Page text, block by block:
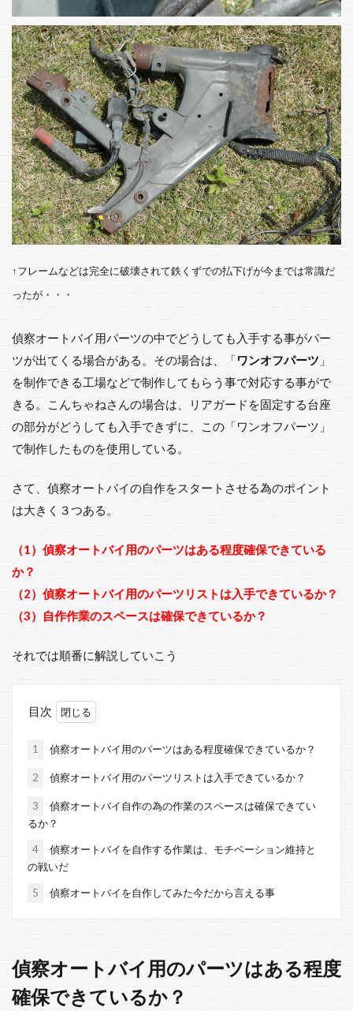
↑フレームなどは完全に破壊されて鉄くずでの払下げが今までは常識だ
ったが・・・
偵察オートバイ用パーツの中でどうしても入手する事がパー
ツが出てくる場合がある。その場合は、「ワンオフパーツ 」
を制作できる工場などで制作してもらう事で対応する事がで
きる。こんちゃねさんの場合は、リアガードを固定する台座
の部分がどうしても入手できずに、この「ワンオフパーツ」
で制作したものを使用している。
さて、偵察オートバイの自作をスタートさせる為のポイント
は大きく３つある。
（1）偵察オートバイ用のパーツはある程度確保できている
か？
（2）偵察オートバイ用のパーツリストは入手できているか？
（3）自作作業のスペースは確保できているか？
それでは順番に解説していこう
目次
1 偵察オートバイ用のパーツはある程度確保できているか？
2 偵察オートバイ用のパーツリストは入手できているか？
3
偵察オートバイ自作の為の作業のスペースは確保できてい
るか？
4
偵察オートバイを自作する作業は、モチベーション維持と
の戦いだ
5 偵察オートバイを自作してみた今だから言える事
偵察オートバイ用のパーツはある程度
確保できているか？